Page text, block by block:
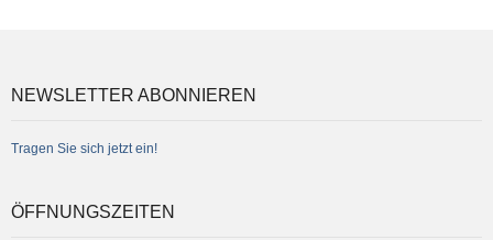
NEWSLETTER ABONNIEREN
Tragen Sie sich jetzt ein!
ÖFFNUNGSZEITEN